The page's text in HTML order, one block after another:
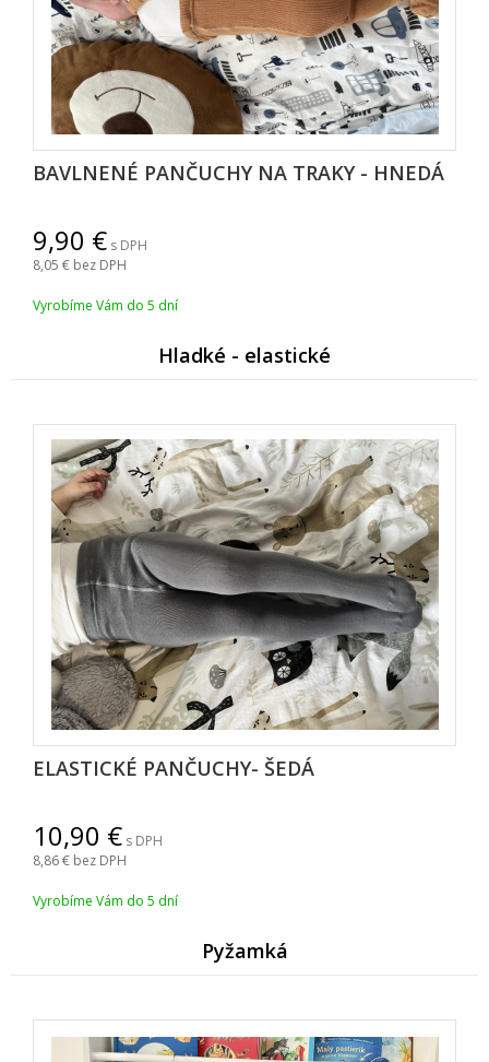
BAVLNENÉ PANČUCHY NA TRAKY - HNEDÁ
9,90
s DPH
8,05 bez DPH
Vyrobíme Vám do 5 dní
Hladké - elastické
ELASTICKÉ PANČUCHY- ŠEDÁ
10,90
s DPH
8,86 bez DPH
Vyrobíme Vám do 5 dní
Pyžamk